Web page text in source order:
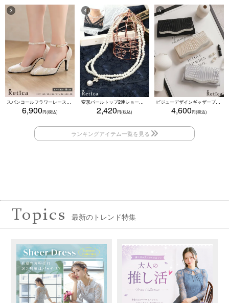
スパンコールフラワーレースアンクルストラップハイヒールセパレートパンプス (ベージュ)
6,900
変形パールトップ2連ショートパールネックレス(ホワイト)
2,420
ビジューデザインギャザープリーツ入り2wayバッグ(ベージュ/シルバー/ブラック)
4,600
Topics 最新のトレンド特集